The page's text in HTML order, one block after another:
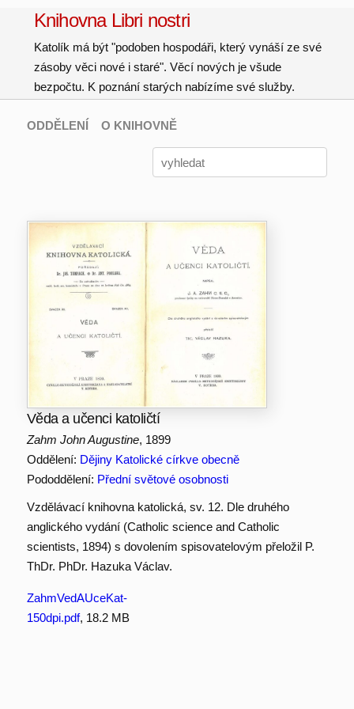
Knihovna Libri nostri
Katolík má být "podoben hospodáři, který vynáší ze své
zásoby věci nové i staré". Věcí nových je všude
bezpočtu. K poznání starých nabízíme své služby.
ODDĚLENÍ O KNIHOVNĚ
Věda a učenci katoličtí
Zahm John Augustine, 1899
Oddělení: Dějiny Katolické církve obecně
Pododdělení: Přední světové osobnosti
Vzdělávací knihovna katolická, sv. 12. Dle druhého
anglického vydání (Catholic science and Catholic
scientists, 1894) s dovolením spisovatelovým přeložil P.
ThDr. PhDr. Hazuka Václav.
ZahmVedAUceKat-
150dpi.pdf, 18.2 MB